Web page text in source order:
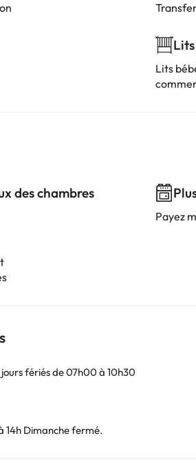
Lits
des chambres
Payez
fériés de 07h00 à 10h30
14h Dimanche fermé.